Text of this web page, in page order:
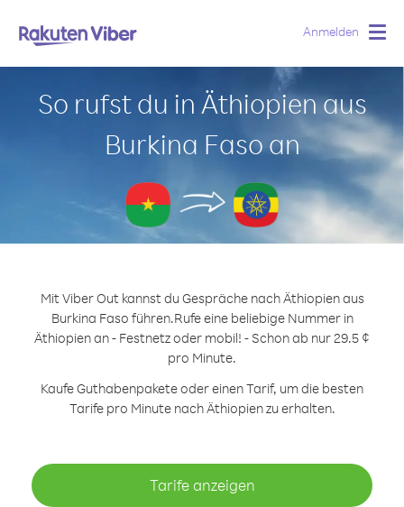
Anmelden
So rufst du in Äthiopien aus
Burkina Faso an
Mit Viber Out kannst du Gespräche nach Äthiopien aus
Burkina Faso führen.Rufe eine beliebige Nummer in
Äthiopien an - Festnetz oder mobil! - Schon ab nur 29.5 ¢
pro Minute.
Kaufe Guthabenpakete oder einen Tarif, um die besten
Tarife pro Minute nach Äthiopien zu erhalten.
Tarife anzeigen